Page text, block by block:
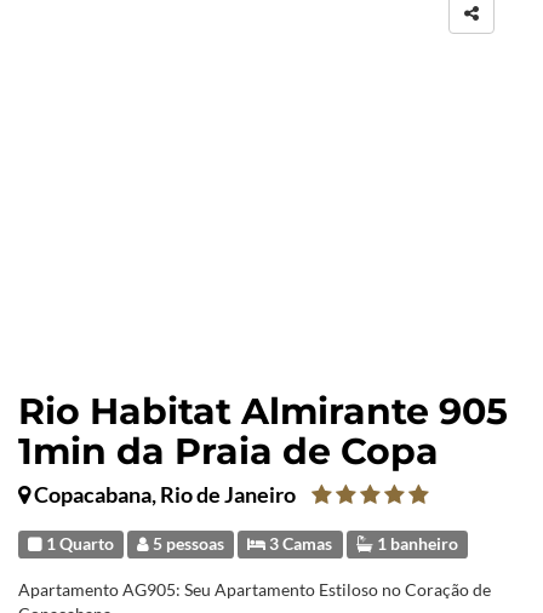
Rio Habitat Almirante 905
1min da Praia de Copa
Copacabana, Rio de Janeiro
1 Quarto 5 pessoas 3 Camas 1 banheiro
Apartamento AG905: Seu Apartamento Estiloso no Coração de